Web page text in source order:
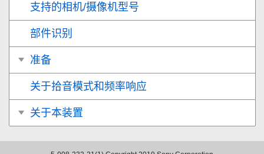
支持的相机/摄像机型号
部件识别
准备
关于拾音模式和频率响应
关于本装置